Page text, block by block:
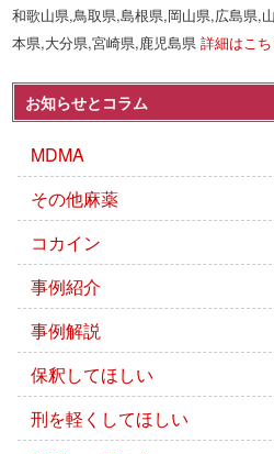
和歌山県,鳥取県,島根県,岡山県,広島県,
本県,大分県,宮崎県,鹿児島県詳細はこち
お知らせとコラム
MDMA
その他麻薬
コカイン
事例紹介
事例解説
保釈してほしい
刑を軽くしてほしい